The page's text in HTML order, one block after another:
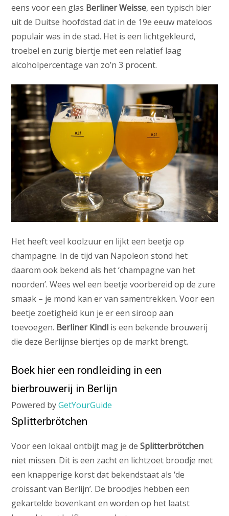
eens voor een glas Berliner Weisse, een typisch bier
uit de Duitse hoofdstad dat in de 19e eeuw mateloos
populair was in de stad. Het is een lichtgekleurd,
troebel en zurig biertje met een relatief laag
alcoholpercentage van zo’n 3 procent.
Het heeft veel koolzuur en lijkt een beetje op
champagne. In de tijd van Napoleon stond het
daarom ook bekend als het ‘champagne van het
noorden’. Wees wel een beetje voorbereid op de zure
smaak – je mond kan er van samentrekken. Voor een
beetje zoetigheid kun je er een siroop aan
toevoegen. Berliner Kindl is een bekende brouwerij
die deze Berlijnse biertjes op de markt brengt.
Boek hier een rondleiding in een
bierbrouwerij in Berlijn
Powered byGetYourGuide
Splitterbrötchen
Voor een lokaal ontbijt mag je deSplitterbrötchen
niet missen. Dit is een zacht en lichtzoet broodje met
een knapperige korst dat bekendstaat als ‘de
croissant van Berlijn’. De broodjes hebben een
gekartelde bovenkant en worden op het laatst